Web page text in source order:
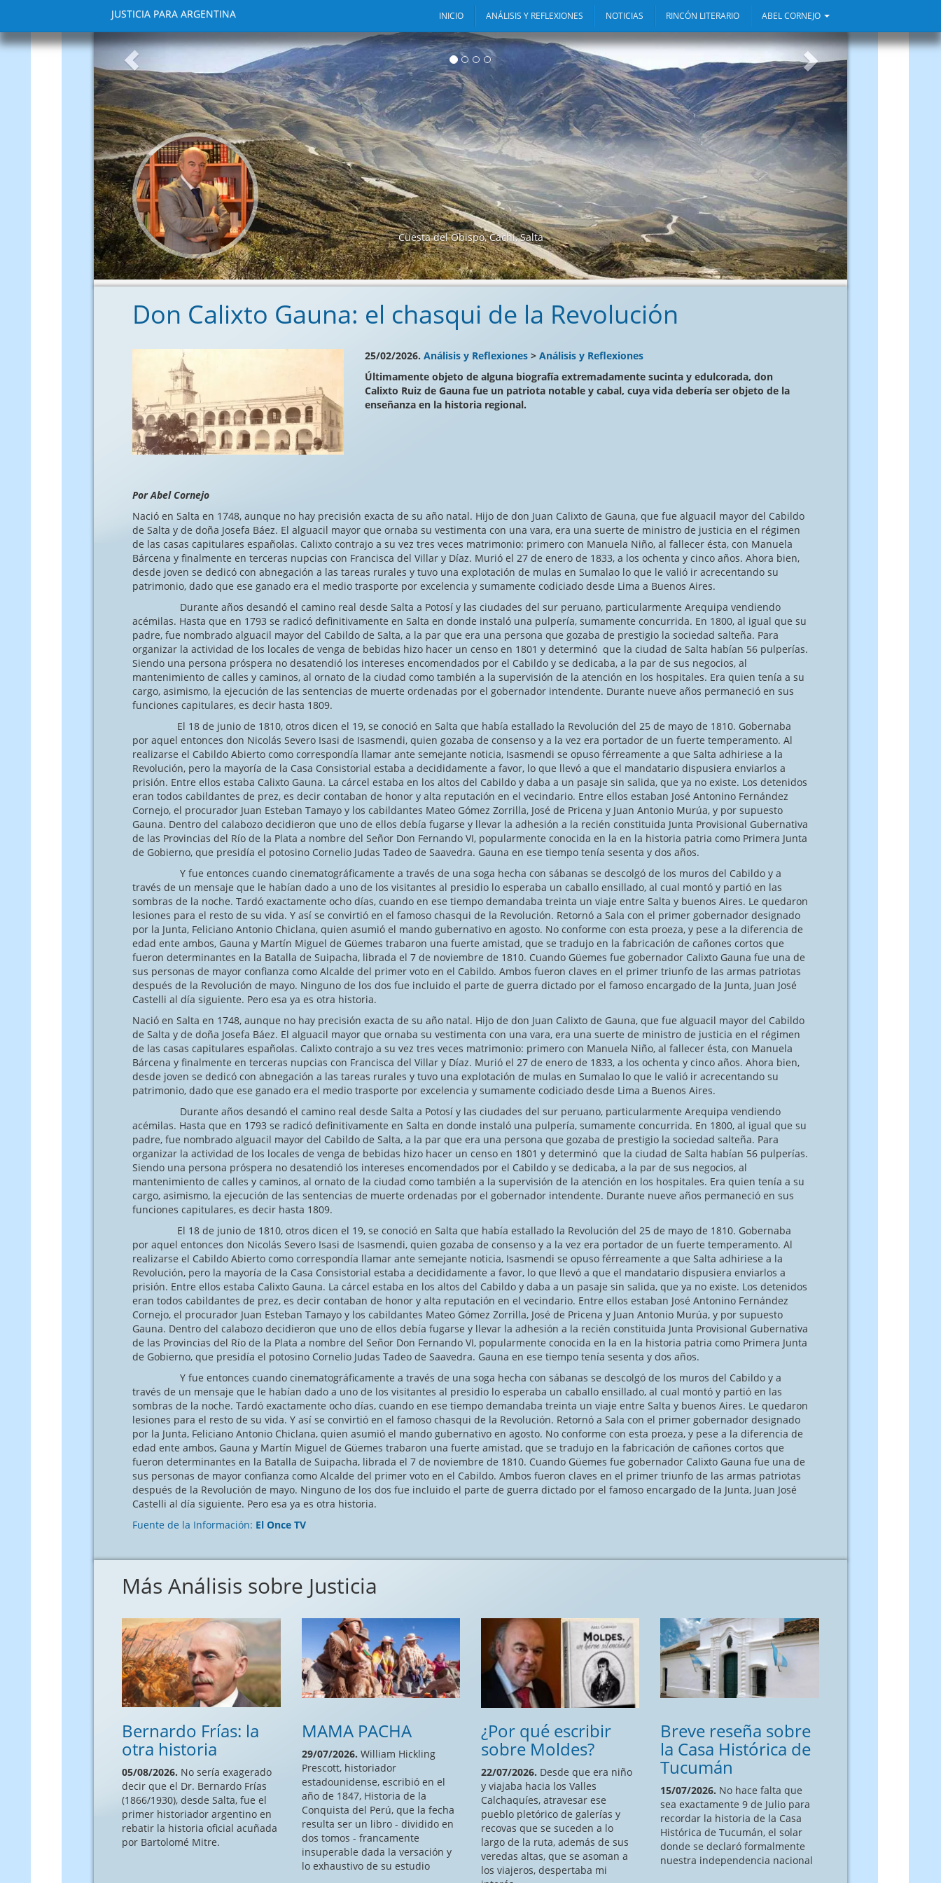
JUSTICIA PARA ARGENTINA INICIO ANÁLISIS Y REFLEXIONES NOTICIAS RINCÓN LITERARIO ABEL CORNEJO
Cuesta del Obispo, Cachi, Salta
Anterior Siguiente
Este sitio web está pensado como un lugar donde podamos compartir y
disentir ideas, con la convicción de que a través de distintos canales de
comunicación, lograremos fortalecer la democracia y las instituciones.
Don Calixto Gauna: el chasqui de la Revolución
25/02/2026.Análisis y Reflexiones >Análisis y Reflexiones
Últimamente objeto de alguna biografía extremadamente sucinta y edulcorada, don
Calixto Ruiz de Gauna fue un patriota notable y cabal, cuya vida debería ser objeto de la
enseñanza en la historia regional.
Por Abel Cornejo
Nació en Salta en 1748, aunque no hay precisión exacta de su año natal. Hijo de don Juan Calixto de Gauna, que fue alguacil mayor del Cabildo
de Salta y de doña Josefa Báez. El alguacil mayor que ornaba su vestimenta con una vara, era una suerte de ministro de justicia en el régimen
de las casas capitulares españolas. Calixto contrajo a su vez tres veces matrimonio: primero con Manuela Niño, al fallecer ésta, con Manuela
Bárcena y finalmente en terceras nupcias con Francisca del Villar y Díaz. Murió el 27 de enero de 1833, a los ochenta y cinco años. Ahora bien,
desde joven se dedicó con abnegación a las tareas rurales y tuvo una explotación de mulas en Sumalao lo que le valió ir acrecentando su
patrimonio, dado que ese ganado era el medio trasporte por excelencia y sumamente codiciado desde Lima a Buenos Aires.
Durante años desandó el camino real desde Salta a Potosí y las ciudades del sur peruano, particularmente Arequipa vendiendo
acémilas. Hasta que en 1793 se radicó definitivamente en Salta en donde instaló una pulpería, sumamente concurrida. En 1800, al igual que su
padre, fue nombrado alguacil mayor del Cabildo de Salta, a la par que era una persona que gozaba de prestigio la sociedad salteña. Para
organizar la actividad de los locales de venga de bebidas hizo hacer un censo en 1801 y determinó que la ciudad de Salta habían 56 pulperías.
Siendo una persona próspera no desatendió los intereses encomendados por el Cabildo y se dedicaba, a la par de sus negocios, al
mantenimiento de calles y caminos, al ornato de la ciudad como también a la supervisión de la atención en los hospitales. Era quien tenía a su
cargo, asimismo, la ejecución de las sentencias de muerte ordenadas por el gobernador intendente. Durante nueve años permaneció en sus
funciones capitulares, es decir hasta 1809.
El 18 de junio de 1810, otros dicen el 19, se conoció en Salta que había estallado la Revolución del 25 de mayo de 1810. Gobernaba
por aquel entonces don Nicolás Severo Isasi de Isasmendi, quien gozaba de consenso y a la vez era portador de un fuerte temperamento. Al
realizarse el Cabildo Abierto como correspondía llamar ante semejante noticia, Isasmendi se opuso férreamente a que Salta adhiriese a la
Revolución, pero la mayoría de la Casa Consistorial estaba a decididamente a favor, lo que llevó a que el mandatario dispusiera enviarlos a
prisión. Entre ellos estaba Calixto Gauna. La cárcel estaba en los altos del Cabildo y daba a un pasaje sin salida, que ya no existe. Los detenidos
eran todos cabildantes de prez, es decir contaban de honor y alta reputación en el vecindario. Entre ellos estaban José Antonino Fernández
Cornejo, el procurador Juan Esteban Tamayo y los cabildantes Mateo Gómez Zorrilla, José de Pricena y Juan Antonio Murúa, y por supuesto
Gauna. Dentro del calabozo decidieron que uno de ellos debía fugarse y llevar la adhesión a la recién constituida Junta Provisional Gubernativa
de las Provincias del Río de la Plata a nombre del Señor Don Fernando VI, popularmente conocida en la en la historia patria como Primera Junta
de Gobierno, que presidía el potosino Cornelio Judas Tadeo de Saavedra. Gauna en ese tiempo tenía sesenta y dos años.
Y fue entonces cuando cinematográficamente a través de una soga hecha con sábanas se descolgó de los muros del Cabildo y a
través de un mensaje que le habían dado a uno de los visitantes al presidio lo esperaba un caballo ensillado, al cual montó y partió en las
sombras de la noche. Tardó exactamente ocho días, cuando en ese tiempo demandaba treinta un viaje entre Salta y buenos Aires. Le quedaron
lesiones para el resto de su vida. Y así se convirtió en el famoso chasqui de la Revolución. Retornó a Sala con el primer gobernador designado
por la Junta, Feliciano Antonio Chiclana, quien asumió el mando gubernativo en agosto. No conforme con esta proeza, y pese a la diferencia de
edad ente ambos, Gauna y Martín Miguel de Güemes trabaron una fuerte amistad, que se tradujo en la fabricación de cañones cortos que
fueron determinantes en la Batalla de Suipacha, librada el 7 de noviembre de 1810. Cuando Güemes fue gobernador Calixto Gauna fue una de
sus personas de mayor confianza como Alcalde del primer voto en el Cabildo. Ambos fueron claves en el primer triunfo de las armas patriotas
después de la Revolución de mayo. Ninguno de los dos fue incluido el parte de guerra dictado por el famoso encargado de la Junta, Juan José
Castelli al día siguiente. Pero esa ya es otra historia.
Nació en Salta en 1748, aunque no hay precisión exacta de su año natal. Hijo de don Juan Calixto de Gauna, que fue alguacil mayor del Cabildo
de Salta y de doña Josefa Báez. El alguacil mayor que ornaba su vestimenta con una vara, era una suerte de ministro de justicia en el régimen
de las casas capitulares españolas. Calixto contrajo a su vez tres veces matrimonio: primero con Manuela Niño, al fallecer ésta, con Manuela
Bárcena y finalmente en terceras nupcias con Francisca del Villar y Díaz. Murió el 27 de enero de 1833, a los ochenta y cinco años. Ahora bien,
desde joven se dedicó con abnegación a las tareas rurales y tuvo una explotación de mulas en Sumalao lo que le valió ir acrecentando su
patrimonio, dado que ese ganado era el medio trasporte por excelencia y sumamente codiciado desde Lima a Buenos Aires.
Durante años desandó el camino real desde Salta a Potosí y las ciudades del sur peruano, particularmente Arequipa vendiendo
acémilas. Hasta que en 1793 se radicó definitivamente en Salta en donde instaló una pulpería, sumamente concurrida. En 1800, al igual que su
padre, fue nombrado alguacil mayor del Cabildo de Salta, a la par que era una persona que gozaba de prestigio la sociedad salteña. Para
organizar la actividad de los locales de venga de bebidas hizo hacer un censo en 1801 y determinó que la ciudad de Salta habían 56 pulperías.
Siendo una persona próspera no desatendió los intereses encomendados por el Cabildo y se dedicaba, a la par de sus negocios, al
mantenimiento de calles y caminos, al ornato de la ciudad como también a la supervisión de la atención en los hospitales. Era quien tenía a su
cargo, asimismo, la ejecución de las sentencias de muerte ordenadas por el gobernador intendente. Durante nueve años permaneció en sus
funciones capitulares, es decir hasta 1809.
El 18 de junio de 1810, otros dicen el 19, se conoció en Salta que había estallado la Revolución del 25 de mayo de 1810. Gobernaba
por aquel entonces don Nicolás Severo Isasi de Isasmendi, quien gozaba de consenso y a la vez era portador de un fuerte temperamento. Al
realizarse el Cabildo Abierto como correspondía llamar ante semejante noticia, Isasmendi se opuso férreamente a que Salta adhiriese a la
Revolución, pero la mayoría de la Casa Consistorial estaba a decididamente a favor, lo que llevó a que el mandatario dispusiera enviarlos a
prisión. Entre ellos estaba Calixto Gauna. La cárcel estaba en los altos del Cabildo y daba a un pasaje sin salida, que ya no existe. Los detenidos
eran todos cabildantes de prez, es decir contaban de honor y alta reputación en el vecindario. Entre ellos estaban José Antonino Fernández
Cornejo, el procurador Juan Esteban Tamayo y los cabildantes Mateo Gómez Zorrilla, José de Pricena y Juan Antonio Murúa, y por supuesto
Gauna. Dentro del calabozo decidieron que uno de ellos debía fugarse y llevar la adhesión a la recién constituida Junta Provisional Gubernativa
de las Provincias del Río de la Plata a nombre del Señor Don Fernando VI, popularmente conocida en la en la historia patria como Primera Junta
de Gobierno, que presidía el potosino Cornelio Judas Tadeo de Saavedra. Gauna en ese tiempo tenía sesenta y dos años.
Y fue entonces cuando cinematográficamente a través de una soga hecha con sábanas se descolgó de los muros del Cabildo y a
través de un mensaje que le habían dado a uno de los visitantes al presidio lo esperaba un caballo ensillado, al cual montó y partió en las
sombras de la noche. Tardó exactamente ocho días, cuando en ese tiempo demandaba treinta un viaje entre Salta y buenos Aires. Le quedaron
lesiones para el resto de su vida. Y así se convirtió en el famoso chasqui de la Revolución. Retornó a Sala con el primer gobernador designado
por la Junta, Feliciano Antonio Chiclana, quien asumió el mando gubernativo en agosto. No conforme con esta proeza, y pese a la diferencia de
edad ente ambos, Gauna y Martín Miguel de Güemes trabaron una fuerte amistad, que se tradujo en la fabricación de cañones cortos que
fueron determinantes en la Batalla de Suipacha, librada el 7 de noviembre de 1810. Cuando Güemes fue gobernador Calixto Gauna fue una de
sus personas de mayor confianza como Alcalde del primer voto en el Cabildo. Ambos fueron claves en el primer triunfo de las armas patriotas
después de la Revolución de mayo. Ninguno de los dos fue incluido el parte de guerra dictado por el famoso encargado de la Junta, Juan José
Castelli al día siguiente. Pero esa ya es otra historia.
Fuente de la Información: El Once TV
Más Análisis sobre Justicia
Bernardo Frías: la
otra historia
05/08/2026. No sería exagerado
decir que el Dr. Bernardo Frías
(1866/1930), desde Salta, fue el
primer historiador argentino en
rebatir la historia oficial acuñada
por Bartolomé Mitre.
MAMA PACHA
29/07/2026. William Hickling
Prescott, historiador
estadounidense, escribió en el
año de 1847, Historia de la
Conquista del Perú, que la fecha
resulta ser un libro - dividido en
dos tomos - francamente
insuperable dada la versación y
lo exhaustivo de su estudio
¿Por qué escribir
sobre Moldes?
22/07/2026. Desde que era niño
y viajaba hacia los Valles
Calchaquíes, atravesar ese
pueblo pletórico de galerías y
recovas que se suceden a lo
largo de la ruta, además de sus
veredas altas, que se asoman a
los viajeros, despertaba mi
Breve reseña sobre
la Casa Histórica de
Tucumán
15/07/2026. No hace falta que
sea exactamente 9 de Julio para
recordar la historia de la Casa
Histórica de Tucumán, el solar
donde se declaró formalmente
nuestra independencia nacional